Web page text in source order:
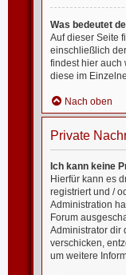
Was bedeutet
Auf dieser Seite
einschließlich
findest hier auch
diese im
Nach oben
Private
Ich kann keine
Hierfür kann es
registriert und /
Administration
Forum
Administrator dir
verschicken,
um weitere